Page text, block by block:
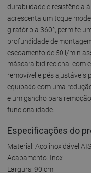
durabilidade e resistência
acrescenta um toque
giratório a 360°, permite
profundidade de
escoamento de 50 l/min
máscara bidirecional com
removível e pés ajustáveis
equipado com uma
e um gancho para
funcionalidade.
Especificações do
Material: Aço inoxidável
Acabamento: Inox
Largura: 90 cm